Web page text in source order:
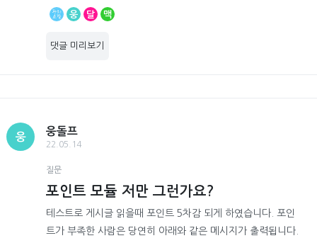
웅 달 맥
댓글 미리보기
웅
웅돌프
22.05.14
질문
포인트 모듈 저만 그런가요?
테스트로 게시글 읽을때 포인트 5차감 되게 하였습니다. 포인
트가 부족한 사람은 당연히 아래와 같은 메시지가 출력됩니다.